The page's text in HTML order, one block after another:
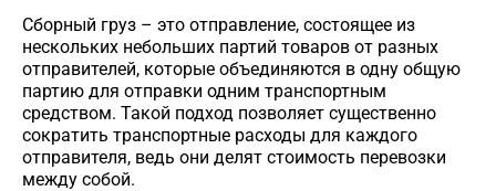
Сборный груз – это отправление, состоящее из
нескольких небольших партий товаров от разных
отправителей, которые объединяются в одну общую
партию для отправки одним транспортным
средством. Такой подход позволяет существенно
сократить транспортные расходы для каждого
отправителя, ведь они делят стоимость перевозки
между собой.